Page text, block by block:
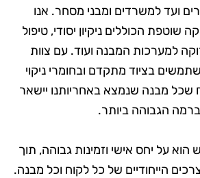
ועד למשרדים ומבני מסחר. אנו
שוטפת הכוללים ניקיון יסודי, טיפול
למערכות המבנה ועוד. עם צוות
משתמשים בציוד מתקדם ובחומרי ניקוי
שכל מבנה שנמצא באחריותנו יישאר
הגבוהה ביותר.
הוא על יחס אישי וזמינות גבוהה, תוך
הייחודיים של כל לקוח וכל מבנה.